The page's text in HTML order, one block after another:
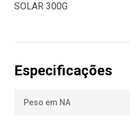
SOLAR 300G
Especificações
Peso em NA